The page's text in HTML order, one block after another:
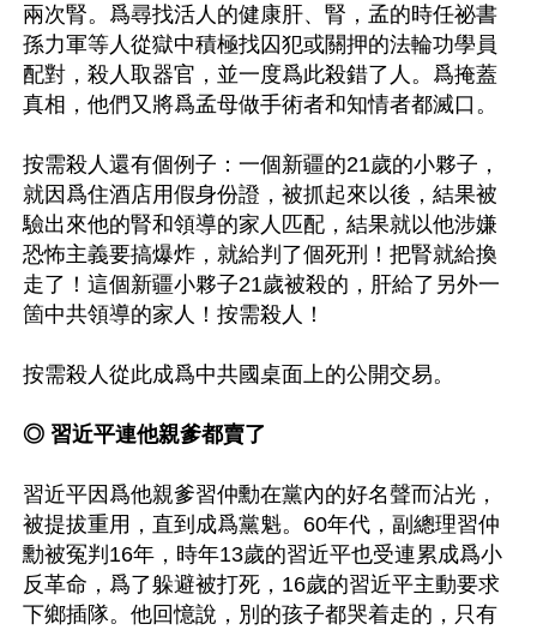
兩次腎。爲尋找活人的健康肝、腎，孟的時任祕書
孫力軍等人從獄中積極找囚犯或關押的法輪功學員
配對，殺人取器官，並一度爲此殺錯了人。爲掩蓋
真相，他們又將爲孟母做手術者和知情者都滅口。
按需殺人還有個例子：一個新疆的21歲的小夥子，
就因爲住酒店用假身份證，被抓起來以後，結果被
驗出來他的腎和領導的家人匹配，結果就以他涉嫌
恐怖主義要搞爆炸，就給判了個死刑！把腎就給換
走了！這個新疆小夥子21歲被殺的，肝給了另外一
箇中共領導的家人！按需殺人！
按需殺人從此成爲中共國桌面上的公開交易。
◎ 習近平連他親爹都賣了
習近平因爲他親爹習仲勳在黨內的好名聲而沾光，
被提拔重用，直到成爲黨魁。60年代，副總理習仲
勳被冤判16年，時年13歲的習近平也受連累成爲小
反革命，爲了躲避被打死，16歲的習近平主動要求
下鄉插隊。他回憶說，別的孩子都哭着走的，只有